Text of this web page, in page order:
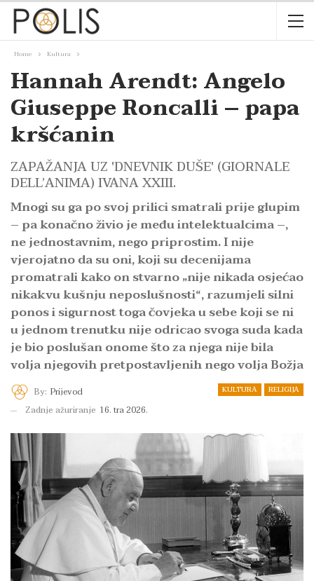
Home Kultura
Hannah Arendt: Angelo
Giuseppe Roncalli – papa
kršćanin
ZAPAŽANJA UZ 'DNEVNIK DUŠE' (GIORNALE
DELL’ANIMA) IVANA XXIII.
Mnogi su ga po svoj prilici smatrali prije glupim
– pa konačno živio je među intelektualcima –,
ne jednostavnim, nego priprostim. I nije
vjerojatno da su oni, koji su decenijama
promatrali kako on stvarno „nije nikada osjećao
nikakvu kušnju neposlušnosti“, razumjeli silni
ponos i sigurnost toga čovjeka u sebe koji se ni
u jednom trenutku nije odricao svoga suda kada
je bio poslušan onome što za njega nije bila
volja njegovih pretpostavljenih nego volja Božja
KULTURA RELIGIJA
By: Prijevod
Zadnje ažuriranje 16. tra 2026.